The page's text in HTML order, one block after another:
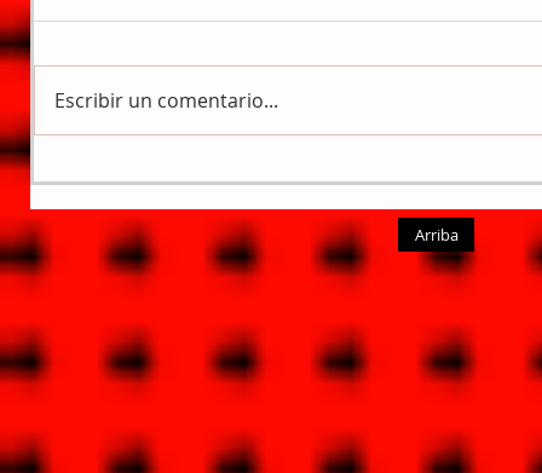
Escribir un comentario...
Arriba